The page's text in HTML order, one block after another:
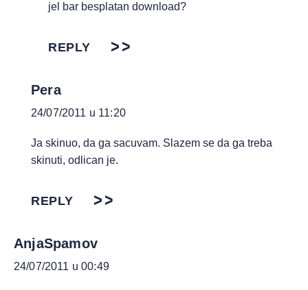
jel bar besplatan download?
REPLY
Pera
24/07/2011 u 11:20
Ja skinuo, da ga sacuvam. Slazem se da ga treba
skinuti, odlican je.
REPLY
AnjaSpamov
24/07/2011 u 00:49